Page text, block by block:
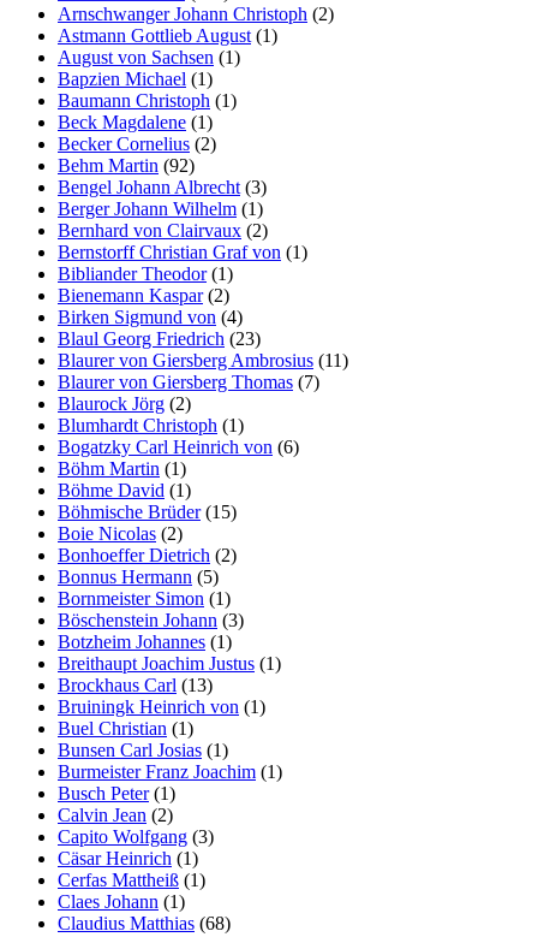
Arnschwanger Johann Christoph (2)
Astmann Gottlieb August (1)
August von Sachsen (1)
Bapzien Michael (1)
Baumann Christoph (1)
Beck Magdalene (1)
Becker Cornelius (2)
Behm Martin (92)
Bengel Johann Albrecht (3)
Berger Johann Wilhelm (1)
Bernhard von Clairvaux (2)
Bernstorff Christian Graf von (1)
Bibliander Theodor(1)
Bienemann Kaspar(2)
Birken Sigmund von (4)
Blaul Georg Friedrich (23)
Blaurer von Giersberg Ambrosius (11)
Blaurer von Giersberg Thomas (7)
Blaurock Jörg (2)
Blumhardt Christoph (1)
Bogatzky Carl Heinrich von (6)
Böhm Martin (1)
Böhme David (1)
Böhmische Brüder(15)
Boie Nicolas (2)
Bonhoeffer Dietrich (2)
Bonnus Hermann (5)
Bornmeister Simon (1)
Böschenstein Johann (3)
Botzheim Johannes (1)
Breithaupt Joachim Justus (1)
Brockhaus Carl (13)
Bruiningk Heinrich von (1)
Buel Christian (1)
Bunsen Carl Josias (1)
Burmeister Franz Joachim (1)
Busch Peter(1)
Calvin Jean (2)
Capito Wolfgang (3)
Cäsar Heinrich (1)
Cerfas Mattheiß (1)
Claes Johann (1)
Claudius Matthias (68)